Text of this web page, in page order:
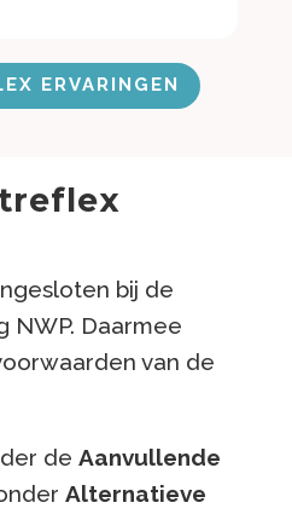
ERVARINGEN
bij de
NWP. Daarmee
van de
de Aanvullende
Alternatieve